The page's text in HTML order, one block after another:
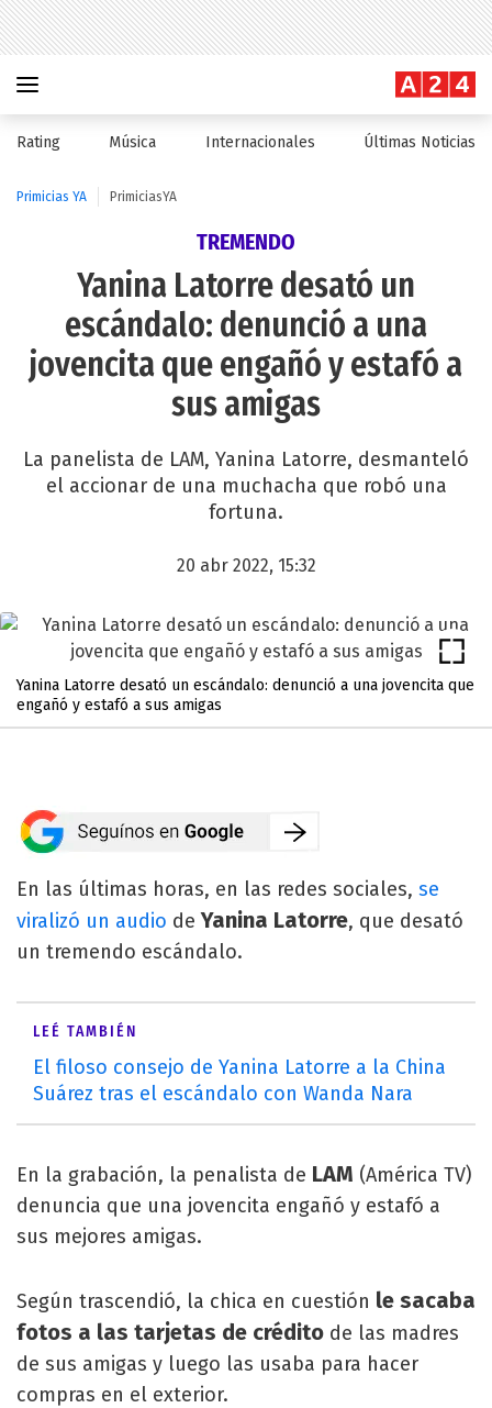
Rating Música Internacionales Últimas Noticias
Primicias YA PrimiciasYA
TREMENDO
Yanina Latorre desató un
escándalo: denunció a una
jovencita que engañó y estafó a
sus amigas
La panelista de LAM, Yanina Latorre, desmanteló
el accionar de una muchacha que robó una
fortuna.
20 abr 2022, 15:32
Yanina Latorre desató un escándalo: denunció a una jovencita que
engañó y estafó a sus amigas
En las últimas horas, en las redes sociales, se
viralizó un audio de Yanina Latorre, que desató
un tremendo escándalo.
LEÉ TAMBIÉN
El filoso consejo de Yanina Latorre a la China
Suárez tras el escándalo con Wanda Nara
En la grabación, la penalista de LAM (América TV)
denuncia que una jovencita engañó y estafó a
sus mejores amigas.
Según trascendió, la chica en cuestión le sacaba
fotos a las tarjetas de crédito de las madres
de sus amigas y luego las usaba para hacer
compras en el exterior.